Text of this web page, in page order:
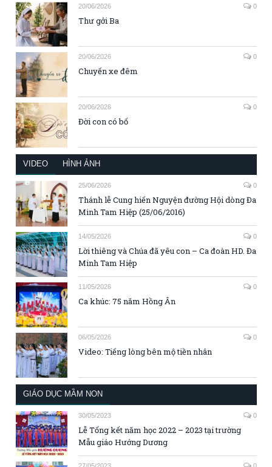
20/06/2026 0
Thư gởi Ba
20/06/2026 0
Chuyến xe đêm
20/06/2026 0
Đời con có bố
VIDEO HÌNH ẢNH
25/06/2026 0
Thánh lễ Cung hiến Nguyện đường Hội dòng Đa
Minh Tam Hiệp (25/06/2016)
14/05/2026 0
Lời thiêng và Chúa đã yêu con – Ca đoàn HD. Đa
Minh Tam Hiệp
11/05/2026 0
Ca khúc: 75 năm Hồng Ân
06/05/2026 0
Video: Tiếng lòng bên mộ tiền nhân
GIÁO DỤC MẦM NON
30/05/2023 0
Lễ Tổng kết năm học 2022 – 2023 tại trường
Mẫu giáo Hướng Dương